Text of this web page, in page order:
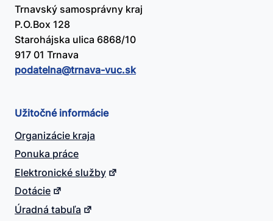
Trnavský samosprávny kraj
P.O.Box 128
Starohájska ulica 6868/10
917 01 Trnava
podatelna@​trnava-vuc.sk
Užitočné informácie
Organizácie kraja
Ponuka práce
Elektronické služby
Dotácie
Úradná tabuľa